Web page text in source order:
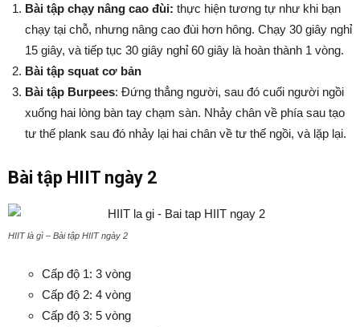
Bài tập chạy nâng cao đùi: thực hiện tương tự như khi bạn
chạy tại chỗ, nhưng nâng cao đùi hơn hông. Chạy 30 giây nghỉ
15 giây, và tiếp tục 30 giây nghỉ 60 giây là hoàn thành 1 vòng.
Bài tập squat cơ bản
Bài tập Burpees: Đứng thẳng người, sau đó cuối người ngồi
xuống hai lòng bàn tay chạm sàn. Nhảy chân về phía sau tạo
tư thế plank sau đó nhảy lại hai chân về tư thế ngồi, và lặp lại.
Bài tập HIIT ngày 2
HIIT là gì – Bài tập HIIT ngày 2
Cấp độ 1: 3 vòng
Cấp độ 2: 4 vòng
Cấp độ 3: 5 vòng